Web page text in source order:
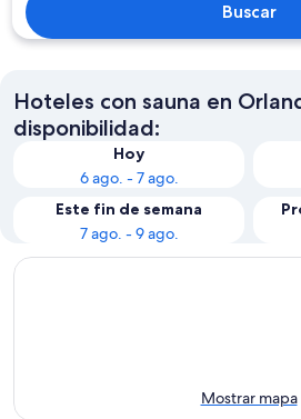
Buscar
Hoteles con sauna en
disponibilidad:
Hoy
6 ago. - 7 ago.
Este fin de semana
7 ago. - 9 ago.
Mostrar mapa